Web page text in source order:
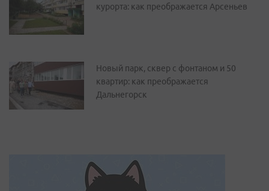
курорта: как преображается Арсеньев
Новый парк, сквер с фонтаном и 50
квартир: как преображается
Дальнегорск